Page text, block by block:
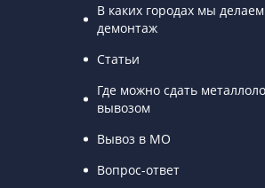
В каких городах мы делаем
демонтаж
Статьи
Где можно сдать
вывозом
Вывоз в МО
Вопрос-ответ